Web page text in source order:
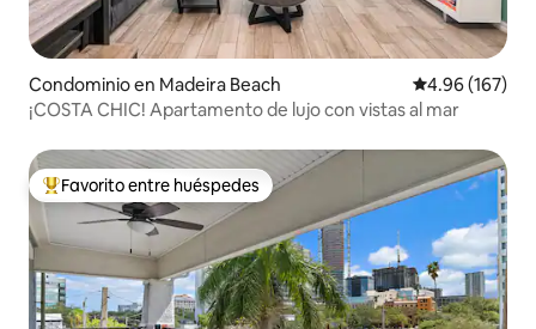
Condominio en Madeira Beach Calificación
4.96 (167)
¡COSTA CHIC! Apartamento de lujo con vistas al mar
De los mejores en Favorito entre huéspedes
Favorito entre huéspedes